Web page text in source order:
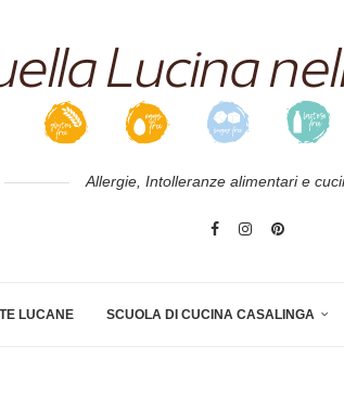
Allergie, Intolleranze alimentari e
LUCANE SCUOLA DI CUCINA CASALINGA